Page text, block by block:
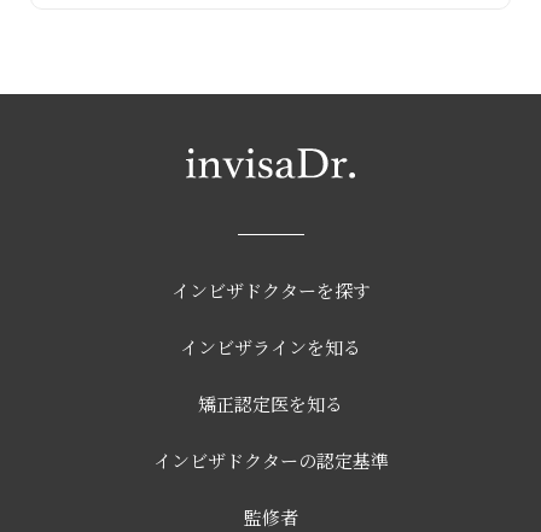
インビザドクターを探す
インビザラインを知る
矯正認定医を知る
インビザドクターの認定基準
監修者